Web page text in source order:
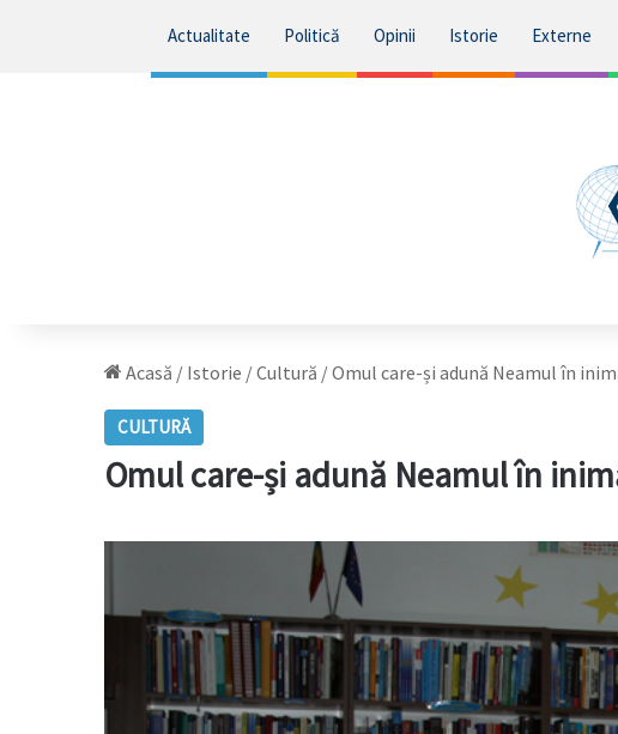
Actualitate Politică Opinii Istorie Externe
Acasă / Istorie /Cultură /Omul care-și adună Neamul în
CULTURĂ
Omul care-și adună Neamul în